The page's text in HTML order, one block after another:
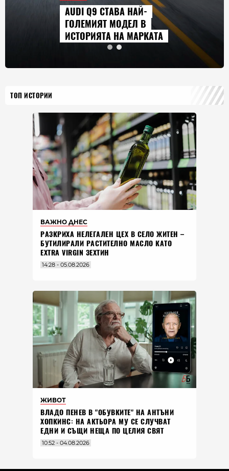
AUDI Q9 СТАВА НАЙ-
ГОЛЕМИЯТ МОДЕЛ В
ИСТОРИЯТА НА МАРКАТА
ТОП ИСТОРИИ
ВАЖНО ДНЕС
РАЗКРИХА НЕЛЕГАЛЕН ЦЕХ В СЕЛО ЖИТЕН –
БУТИЛИРАЛИ РАСТИТЕЛНО МАСЛО КАТО
EXTRA VIRGIN ЗЕХТИН
14:28 - 05.08.2026
ЖИВОТ
ВЛАДO ПЕНЕВ В "ОБУВКИТЕ" НА АНТЪНИ
ХОПКИНС: НА АКТЬОРА МУ СЕ СЛУЧВАТ
ЕДНИ И СЪЩИ НЕЩА ПО ЦЕЛИЯ СВЯТ
10:52 - 04.08.2026